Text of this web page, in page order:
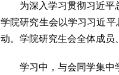
为深入学习贯彻习近平
学院研究生会以学习习近
动。学院研究生会全体成员
学习中，与会同学集中